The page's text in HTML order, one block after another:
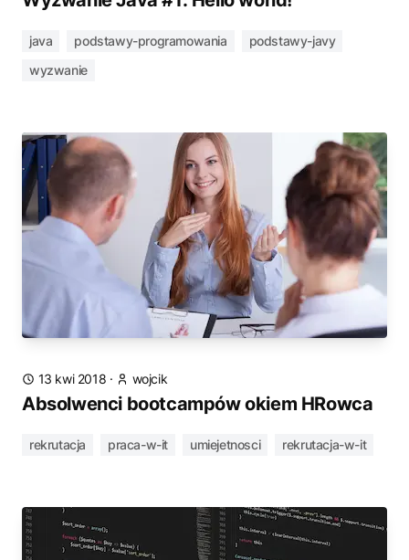
java podstawy-programowania
podstawy-javy
wyzwanie
13 kwi 2018 · wojcik
Absolwenci bootcampów okiem HRowca
rekrutacja praca-w-it umiejetnosci rekrutacja-w-it